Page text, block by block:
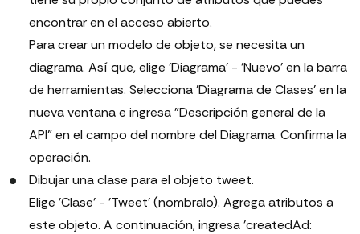
encontrar en el acceso abierto.
Para crear un modelo de objeto, se necesita un
diagrama. Así que, elige 'Diagrama' - 'Nuevo' en la barra
de herramientas. Selecciona 'Diagrama de Clases' en la
nueva ventana e ingresa "Descripción general de la
API" en el campo del nombre del Diagrama. Confirma la
operación.
Dibujar una clase para el objeto tweet.
Elige 'Clase' - 'Tweet' (nombralo). Agrega atributos a
este objeto. A continuación, ingresa 'createdAd: